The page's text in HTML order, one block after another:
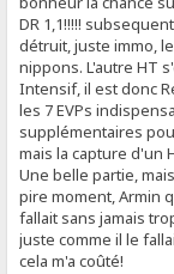
DR 1,1!!!!!
détruit, juste immo,
nippons. L'autre HT
Intensif, il est donc
les 7 EVPs
supplémentaires
mais la capture d'un
Une belle partie,
pire moment, Armin
fallait sans jamais
juste comme il le
cela m'a coûté!